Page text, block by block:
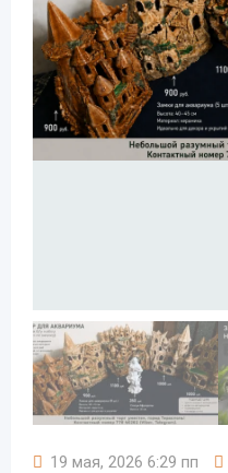
19 мая, 2026 6:29 пп